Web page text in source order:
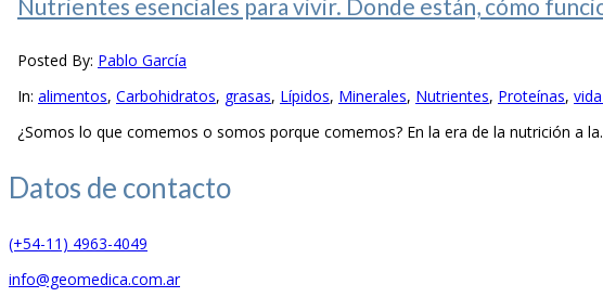
Nutrientes esenciales para vivir. Donde están, cómo
Posted By: Pablo García
In: alimentos, Carbohidratos, grasas, Lípidos, Minerales, Nutrientes, Proteínas,
¿Somos lo que comemos o somos porque comemos? En la era de la nutrición a
Datos de contacto
(+54-11) 4963-4049
info@geomedica.com.ar